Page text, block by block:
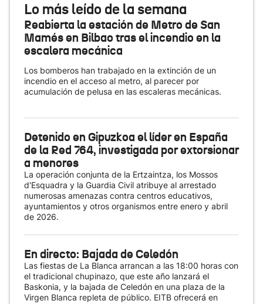
Lo más leído de la semana
Reabierta la estación de Metro de San
Mamés en Bilbao tras el incendio en la
escalera mecánica
Los bomberos han trabajado en la extinción de un
incendio en el acceso al metro, al parecer por
acumulación de pelusa en las escaleras mecánicas.
Detenido en Gipuzkoa el líder en España
de la Red 764, investigada por extorsionar
a menores
La operación conjunta de la Ertzaintza, los Mossos
d'Esquadra y la Guardia Civil atribuye al arrestado
numerosas amenazas contra centros educativos,
ayuntamientos y otros organismos entre enero y abril
de 2026.
En directo: Bajada de Celedón
Las fiestas de La Blanca arrancan a las 18:00 horas con
el tradicional chupinazo, que este año lanzará el
Baskonia, y la bajada de Celedón en una plaza de la
Virgen Blanca repleta de público. EITB ofrecerá en